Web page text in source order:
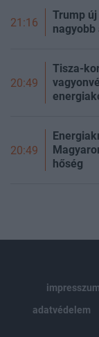
21:16
Trump
nagyobb
20:49
Tisza-
20:49
hőség
impresszum
adatvédelem